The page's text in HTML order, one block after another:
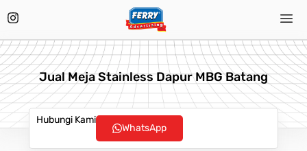
Jual Meja Stainless Dapur MBG Batang
Hubungi Kami
WhatsApp